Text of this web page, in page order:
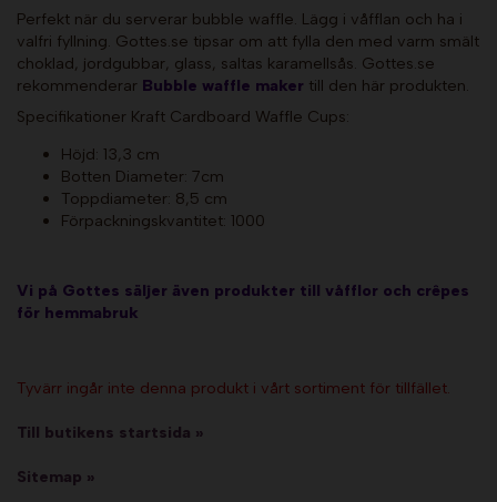
Perfekt när du serverar bubble waffle. Lägg i våfflan och ha i
valfri fyllning. Gottes.se tipsar om att fylla den med varm smält
choklad, jordgubbar, glass, saltas karamellsås. Gottes.se
rekommenderar Bubble waffle maker till den här produkten.
Specifikationer Kraft Cardboard Waffle Cups:
Höjd: 13,3 cm
Botten Diameter: 7cm
Toppdiameter: 8,5 cm
Förpackningskvantitet: 1000
Vi på Gottes säljer även produkter till våfflor och crêpes
för hemmabruk
Tyvärr ingår inte denna produkt i vårt sortiment för tillfället.
Till butikens startsida »
Sitemap »